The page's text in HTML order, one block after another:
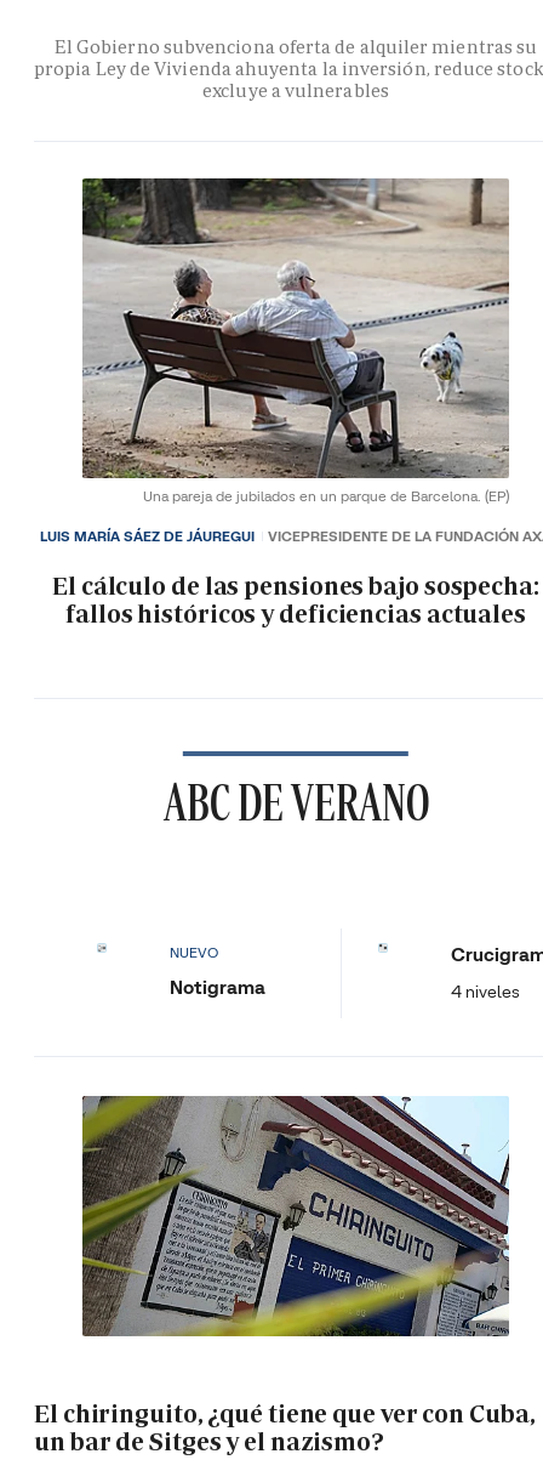
El Gobierno subvenciona oferta de alquiler mientras su
propia Ley de Vivienda ahuyenta la inversión, reduce
excluye a vulnerables
Una pareja de jubilados en un parque de Barcelona. (EP)
El cálculo de las pensiones bajo sospecha:
fallos históricos y deficiencias actuales
LUIS MARÍA SÁEZ DE JÁUREGUI VICEPRESIDENTE DE LA FUNDACIÓN
ABC DE VERANO
NUEVO
Notigrama 4 niveles
El chiringuito, ¿qué tiene que ver con Cuba,
un bar de Sitges y el nazismo?